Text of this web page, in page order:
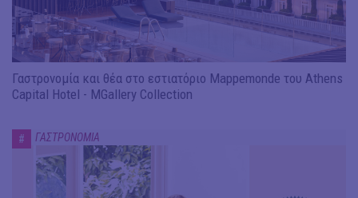
Γαστρονομία και θέα στο εστιατόριο Mappemonde του Athens
Capital Hotel - MGallery Collection
# ΓΑΣΤΡΟΝΟΜΙΑ